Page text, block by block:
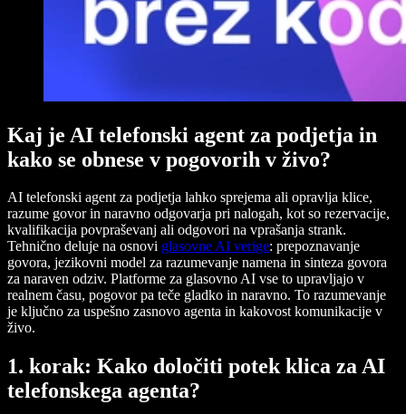
Kaj je AI telefonski agent za podjetja in
kako se obnese v pogovorih v živo?
AI telefonski agent za podjetja lahko sprejema ali opravlja klice,
razume govor in naravno odgovarja pri nalogah, kot so rezervacije,
kvalifikacija povpraševanj ali odgovori na vprašanja strank.
Tehnično deluje na osnovi glasovne AI verige: prepoznavanje
govora, jezikovni model za razumevanje namena in sinteza govora
za naraven odziv. Platforme za glasovno AI vse to upravljajo v
realnem času, pogovor pa teče gladko in naravno. To razumevanje
je ključno za uspešno zasnovo agenta in kakovost komunikacije v
živo.
1. korak: Kako določiti potek klica za AI
telefonskega agenta?